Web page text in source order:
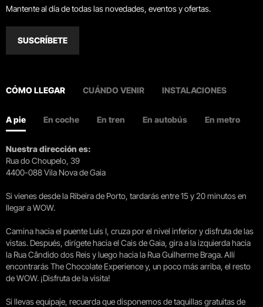
Mantente al día de todas las novedades, eventos y ofertas.
SUSCRÍBETE
CÓMO LLEGAR CUÁNDO VENIR INSTALACIONES
A pie En coche En tren En autobús En metro
Nuestra dirección es:
Rua do Choupelo, 39
4400-088 Vila Nova de Gaia
Si vienes desde la Ribeira de Porto, tardarás entre 15 y 20 minutos en
llegar a WOW.
Camina hacia el puente Luís I, cruza por el nivel inferior y disfruta de las
vistas. Después, dirígete hacia el Cais de Gaia, gira a la izquierda hacia
la Rua Cândido dos Reis y luego hacia la Rua Guilherme Braga. Allí
encontrarás The Chocolate Experience y, un poco más arriba, el resto
de WOW. ¡Disfruta de la visita!
Si llevas equipaje, recuerda que disponemos de taquillas gratuitas de